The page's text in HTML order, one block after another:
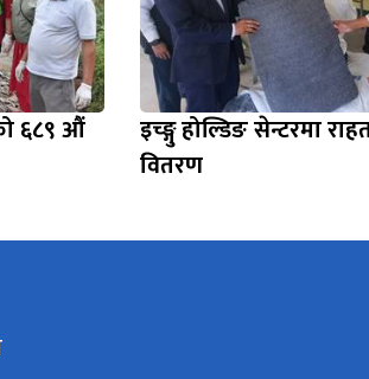
६८९ औं
इच्ङ्गु होल्डिङ सेन्टरमा
वितरण